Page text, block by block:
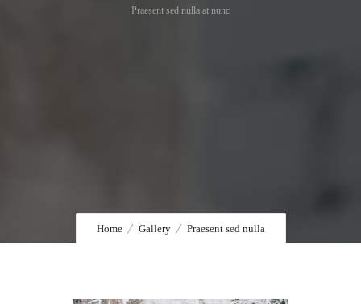
Praesent sed nulla at nunc
Home Gallery Praesent sed nulla